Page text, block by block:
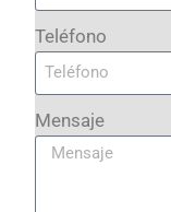
Teléfono
Mensaje